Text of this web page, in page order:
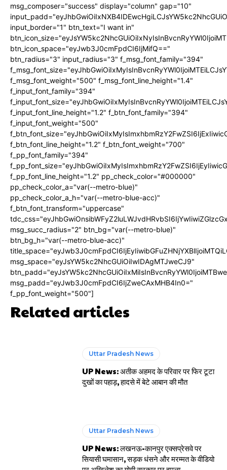
msg_composer="success" display="column" gap="10"
input_border="1" btn_text="I want in"
btn_icon_space="eyJwb3J0cmFpdCI6IjMifQ=="
btn_radius="3" input_radius="3" f_msg_font_family="394"
f_msg_font_weight="500" f_msg_font_line_height="1.4"
f_input_font_family="394"
f_input_font_line_height="1.2" f_btn_font_family="394"
f_input_font_weight="500"
f_btn_font_line_height="1.2" f_btn_font_weight="700"
f_pp_font_family="394"
f_pp_font_line_height="1.2" pp_check_color="#000000"
pp_check_color_a="var(--metro-blue)"
pp_check_color_a_h="var(--metro-blue-acc)"
f_btn_font_transform="uppercase"
msg_succ_radius="2" btn_bg="var(--metro-blue)"
btn_bg_h="var(--metro-blue-acc)"
msg_space="eyJsYW5kc2NhcGUiOiIwIDAgMTJweCJ9"
msg_padd="eyJwb3J0cmFpdCI6IjZweCAxMHB4In0="
f_pp_font_weight="500"]
Related articles
Uttar Pradesh News
UP News: अतीक अहमद के परिवार पर फिर टूटा
दुखों का पहाड़, हादसे में बेटे आबान की मौत
Uttar Pradesh News
UP News: लखनऊ-कानपुर एक्सप्रेसवे पर
सियासी घमासान, सड़क धंसने और मरम्मत के वीडियो